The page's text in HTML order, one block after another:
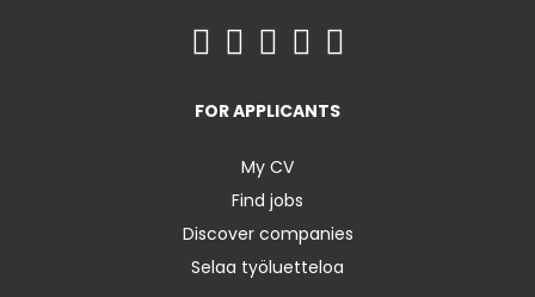
FOR APPLICANTS
My CV
Find jobs
Discover companies
Selaa työluetteloa